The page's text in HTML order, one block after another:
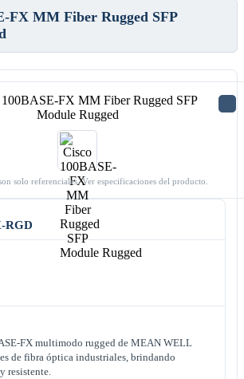
FX MM Fiber Rugged SFP
solo referenciales. Ver especificaciones del producto.
RGD
FX multimodo rugged de MEAN WELL
de fibra óptica industriales, brindando
resistente.